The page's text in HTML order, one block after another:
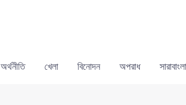
অর্থনীতি খেলা বিনোদন অপরাধ সারাবাংলা